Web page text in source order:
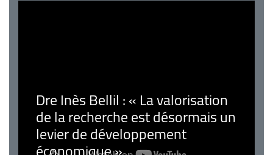
Dre Inès Bellil : « La valorisation
de la recherche est désormais un
levier de développement